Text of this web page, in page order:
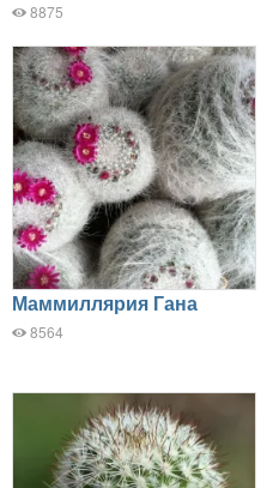
8875
Маммиллярия Гана
8564